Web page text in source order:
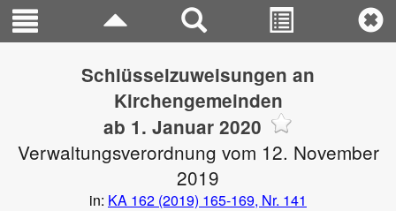
Schlüsselzuweisungen an
Kirchengemeinden
ab 1. Januar 2020
Verwaltungsverordnung vom 12. November
2019
in: KA 162 (2019) 165-169, Nr. 141